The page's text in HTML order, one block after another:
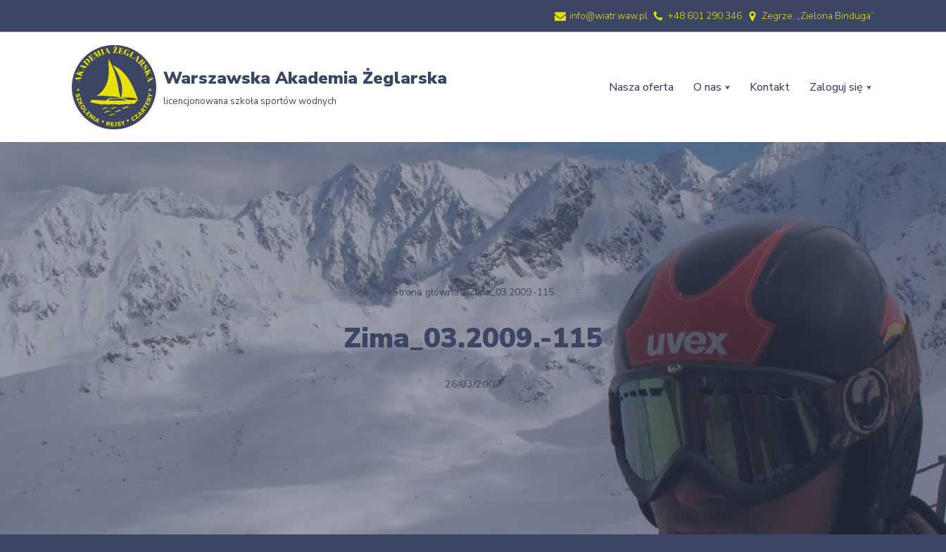
info@wiatr.waw.pl +48 601 290 346 Zegrze, „Zielona Binduga”
Warszawska Akademia Żeglarska
licencjonowana szkoła sportów wodnych
Nasza oferta O nas Kontakt Zaloguj się
Strona główna»Zima_03.2009.-115
Zima_03.2009.-115
26/03/2009